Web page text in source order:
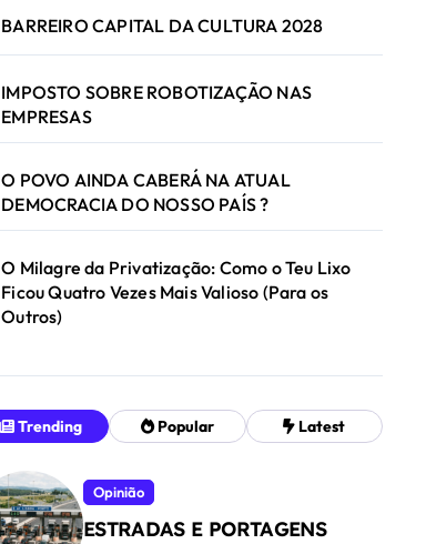
BARREIRO CAPITAL DA CULTURA 2028
IMPOSTO SOBRE ROBOTIZAÇÃO NAS
EMPRESAS
O POVO AINDA CABERÁ NA ATUAL
DEMOCRACIA DO NOSSO PAÍS ?
O Milagre da Privatização: Como o Teu Lixo
Ficou Quatro Vezes Mais Valioso (Para os
Outros)
Trending Popular Latest
Opinião
ESTRADAS E PORTAGENS